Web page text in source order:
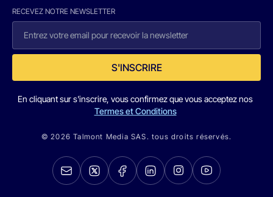
RECEVEZ NOTRE NEWSLETTER
S'INSCRIRE
En cliquant sur s'inscrire, vous confirmez que vous acceptez nos
Termes et Conditions
© 2026 Talmont Media SAS. tous droits réservés.